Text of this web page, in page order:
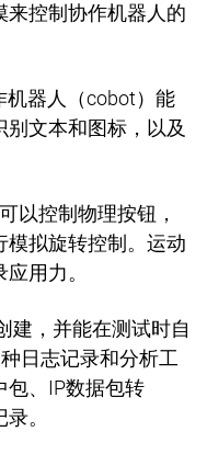
来控制协作机器人的
机器人（cobot）能
文本和图标，以及
以控制物理按钮，
模拟旋转控制。运动
用力。
建，并能在测试时自
日志记录和分析工
、 IP数据包转
。